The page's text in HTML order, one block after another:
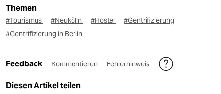
Themen
#Tourismus #Neukölln #Hostel
#Gentrifizierung
#Gentrifizierung in Berlin
Feedback Kommentieren Fehlerhinweis
Diesen Artikel teilen